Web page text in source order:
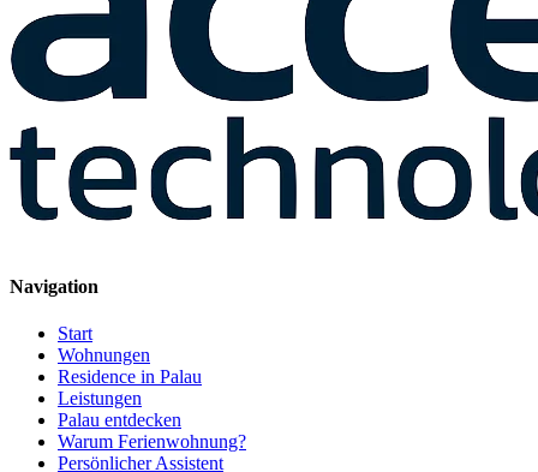
Navigation
Start
Wohnungen
Residence in Palau
Leistungen
Palau entdecken
Warum Ferienwohnung?
Persönlicher Assistent